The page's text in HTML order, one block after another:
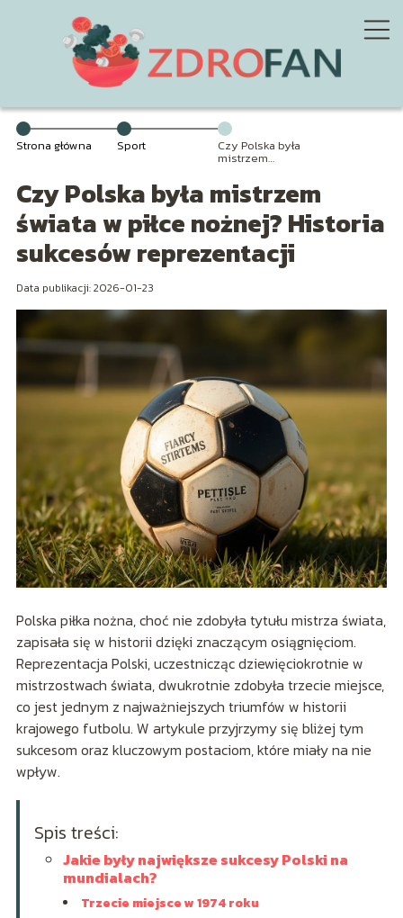
Strona główna Sport Czy Polska była
mistrzem
nożnej?
Historia
sukcesów
reprezentacji
Czy Polska była mistrzem
świata w piłce nożnej? Historia
sukcesów reprezentacji
Data publikacji: 2026-01-23
Polska piłka nożna, choć nie zdobyła tytułu mistrza świata,
zapisała się w historii dzięki znaczącym osiągnięciom.
Reprezentacja Polski, uczestnicząc dziewięciokrotnie w
mistrzostwach świata, dwukrotnie zdobyła trzecie miejsce,
co jest jednym z najważniejszych triumfów w historii
krajowego futbolu. W artykule przyjrzymy się bliżej tym
sukcesom oraz kluczowym postaciom, które miały na nie
wpływ.
Spis treści:
Jakie były największe sukcesy Polski na
mundialach?
Trzecie miejsce w 1974 roku